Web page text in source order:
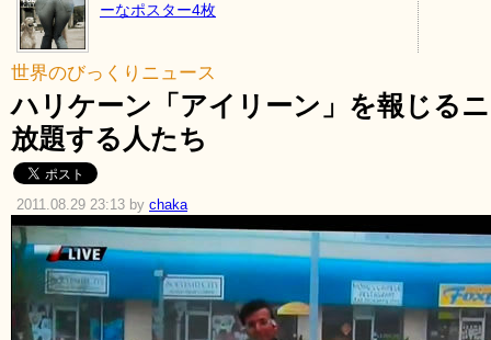
ーなポスター4枚
世界のびっくりニュース
ハリケーン「アイリーン」を報じる
放題する人たち
2011.08.29 23:13 by chaka